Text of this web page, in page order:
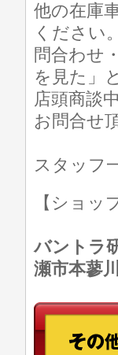
他の在庫
ください。
問合わせ
を見た」
店頭商談
お問合せ
スタッフ
【ショ
バントラ
瀬市本蓼川